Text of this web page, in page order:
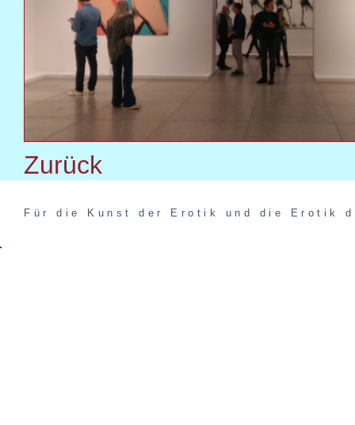
Zurück
Für die Kunst der Erotik und die Erotik